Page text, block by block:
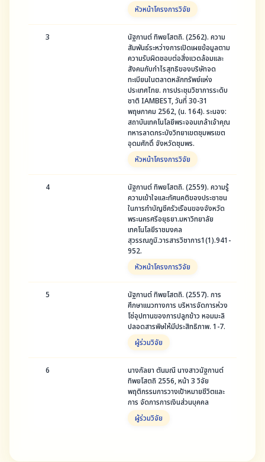
หัวหน้าโครงการวิจัย
3
นัฐกานต์ ทิพยโสตถิ. (2562). ความ
สัมพันธ์ระหว่างการเปิดเผยข้อมูลตาม
ความรับผิดชอบต่อสิ่งแวดล้อมและ
สังคมกับกําไรสุทธิของบริษัทจด
ทะเบียนในตลาดหลักทรัพย์แห่ง
ประเทศไทย. การประชุมวิชาการระดับ
ชาติ IAMBEST, วันที่ 30-31
พฤษภาคม 2562, (น. 164). ระนอง:
สถาบันเทคโนโลยีพระจอมเกล้าเจ้าคุณ
ทหารลาดกระบังวิทยาเขตชุมพรเขต
อุดมศักดิ์ จังหวัดชุมพร.
หัวหน้าโครงการวิจัย
4
นัฐกานต์ ทิพยโสตถิ. (2559). ความรู้
ความเข้าใจและทัศนคติของประชาชน
ในการทำบัญชีครัวเรือนของจังหวัด
พระนครศรีอยุธยา.มหาวิทยาลัย
เทคโนโลยีราชมงคล
สุวรรณภูมิ.วารสารวิชาการ1(1).941-
952.
หัวหน้าโครงการวิจัย
5
นัฐกานต์ ทิพยโสตถิ. (2557). การ
ศึกษาแนวทางการ บริหารจัดการห่วง
โซ่อุปทานของการปลูกข้าว หอมมะลิ
ปลอดสารพิษให้มีประสิทธิภาพ. 1-7.
ผู้ร่วมวิจัย
6
นางกัลยา ตันมณี นางสาวนัฐกานต์
ทิพยโสตถิ 2556, หน้า 3 วิจัย
พฤติกรรมการวางเป้าหมายชีวิตและ
การ จัดการการเงินส่วนบุคคล
ผู้ร่วมวิจัย